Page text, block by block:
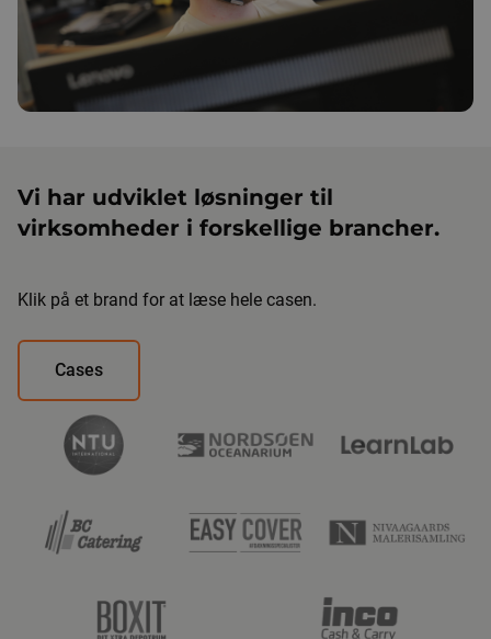
Vi har udviklet løsninger til
virksomheder i forskellige brancher.
Klik på et brand for at læse hele casen.
Cases